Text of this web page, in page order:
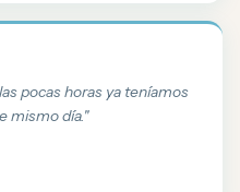
pocas horas ya teníamos
mismo día."